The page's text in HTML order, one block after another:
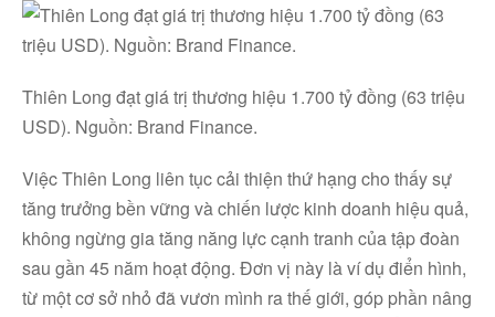
Thiên Long đạt giá trị thương hiệu 1.700 tỷ đồng (63 triệu
USD). Nguồn: Brand Finance.
Việc Thiên Long liên tục cải thiện thứ hạng cho thấy sự
tăng trưởng bền vững và chiến lược kinh doanh hiệu quả,
không ngừng gia tăng năng lực cạnh tranh của tập đoàn
sau gần 45 năm hoạt động. Đơn vị này là ví dụ điển hình,
từ một cơ sở nhỏ đã vươn mình ra thế giới, góp phần nâng